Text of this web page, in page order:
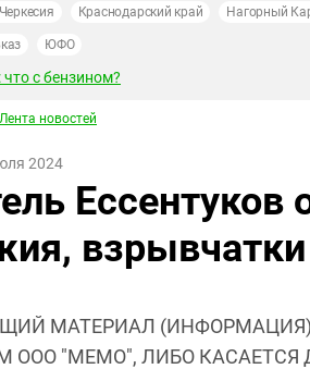
Краснодарский край Нагорный
ЮФО
что с бензином?
Лента новостей
2024
Ессентуков
взрывчатки
МАТЕРИАЛ
ООО "МЕМО", ЛИБО КАСАЕТСЯ